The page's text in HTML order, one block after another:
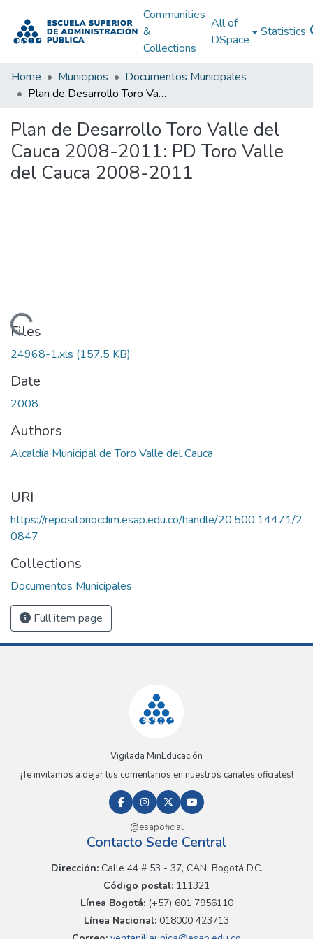
Communities
&
Collections
All of
DSpace
Statistics
Home Municipios
Documentos Municipales
Plan de Desarrollo Toro Valle del Cauca 2008-2011: PD Toro Valle del Cauca 2008-2011
Plan de Desarrollo Toro Valle del
Cauca 2008-2011: PD Toro Valle
del Cauca 2008-2011
Loading...
Files
24968-1.xls (157.5 KB)
Date
2008
Authors
Alcaldía Municipal de Toro Valle del Cauca
URI
https://repositoriocdim.esap.edu.co/handle/20.500.14471/2
0847
Collections
Documentos Municipales
Full item page
Vigilada MinEducación
¡Te invitamos a dejar tus comentarios en nuestros canales oficiales!
@esapoficial
Contacto Sede Central
Dirección:Calle 44 # 53 - 37, CAN, Bogotá D.C.
Código postal: 111321
Línea Bogotá:(+57) 601 7956110
Línea Nacional: 018000 423713